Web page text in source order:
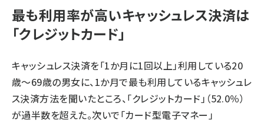
最も利用率が高いキャッシュレス決済は
「クレジットカード」
キャッシュレス決済を「1か月に1回以上」利用している20
歳～69歳の男女に、1か月で最も利用しているキャッシュレ
ス決済方法を聞いたところ、「クレジットカード」（52.0％）
が過半数を超えた。次いで「カード型電子マネー」